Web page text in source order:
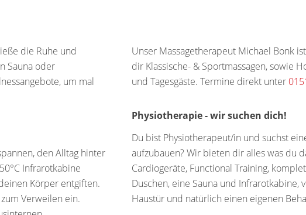
die Ruhe und
Sauna oder
um mal
den Alltag hinter
Infrarotkabine
Körper entgiften.
Verweilen ein.
Unser Massagetherapeut Michael Bonk
dir Klassische- & Sportmassagen, sowie
und Tagesgäste. Termine direkt unter
Physiotherapie - wir suchen dich!
Du bist Physiotherapeut/in und suchst
aufzubauen? Wir bieten dir alles was du
Cardiogeräte, Functional Training,
Duschen, eine Sauna und Infrarotkabine,
Haustür und natürlich einen eigenen